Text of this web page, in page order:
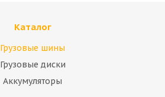
Каталог
Грузовые шины
Грузовые диски
Аккумуляторы